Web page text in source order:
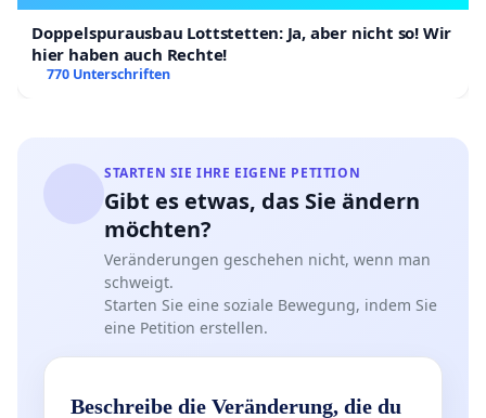
Doppelspurausbau Lottstetten: Ja, aber nicht so! Wir
hier haben auch Rechte!
770 Unterschriften
STARTEN SIE IHRE EIGENE PETITION
Gibt es etwas, das Sie ändern
möchten?
Veränderungen geschehen nicht, wenn man
schweigt.
Starten Sie eine soziale Bewegung, indem Sie
eine Petition erstellen.
Beschreibe die Veränderung, die du